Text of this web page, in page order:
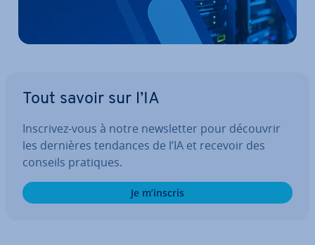
Tout savoir sur l’IA
Inscrivez-vous à notre news­let­ter pour découvrir
les dernières tendances de l’IA et recevoir des
conseils pratiques.
Je m’inscris